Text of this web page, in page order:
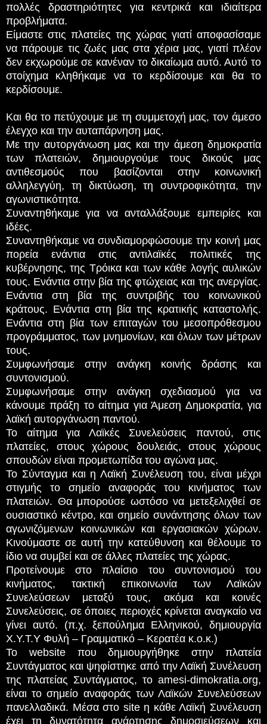
πολλές δραστηριότητες για κεντρικά και ιδιαίτερα
προβλήματα.
Είμαστε στις πλατείες της χώρας γιατί αποφασίσαμε
να πάρουμε τις ζωές μας στα χέρια μας, γιατί πλέον
δεν εκχωρούμε σε κανέναν το δικαίωμα αυτό. Αυτό το
στοίχημα κληθήκαμε να το κερδίσουμε και θα το
κερδίσουμε.
Και θα το πετύχουμε με τη συμμετοχή μας, τον άμεσο
έλεγχο και την αυταπάρνηση μας.
Με την αυτοργάνωση μας και την άμεση δημοκρατία
των πλατειών, δημιουργούμε τους δικούς μας
αντιθεσμούς που βασίζονται στην κοινωνική
αλληλεγγύη, τη δικτύωση, τη συντροφικότητα, την
αγωνιστικότητα.
Συναντηθήκαμε για να ανταλλάξουμε εμπειρίες και
ιδέες.
Συναντηθήκαμε να συνδιαμορφώσουμε την κοινή μας
πορεία ενάντια στις αντιλαϊκές πολιτικές της
κυβέρνησης, της Τρόικα και των κάθε λογής αυλικών
τους. Ενάντια στην βία της φτώχειας και της ανεργίας.
Ενάντια στη βία της συντριβής του κοινωνικού
κράτους. Ενάντια στη βία της κρατικής καταστολής.
Ενάντια στη βία των επιταγών του μεσοπρόθεσμου
προγράμματος, των μνημονίων, και όλων των μέτρων
τους.
Συμφωνήσαμε στην ανάγκη κοινής δράσης και
συντονισμού.
Συμφωνήσαμε στην ανάγκη σχεδιασμού για να
κάνουμε πράξη το αίτημα για Άμεση Δημοκρατία, για
λαϊκή αυτοργάνωση παντού.
Το αίτημα για Λαϊκές Συνελεύσεις παντού, στις
πλατείες, στους χώρους δουλειάς, στους χώρους
σπουδών είναι προμετωπίδα του αγώνα μας.
Το Σύνταγμα και η Λαϊκή Συνέλευση του, είναι μέχρι
στιγμής το σημείο αναφοράς του κινήματος των
πλατειών. Θα μπορούσε ωστόσο να μετεξελιχθεί σε
ουσιαστικό κέντρο, και σημείο συνάντησης όλων των
αγωνιζόμενων κοινωνικών και εργασιακών χώρων.
Κινούμαστε σε αυτή την κατεύθυνση και θέλουμε το
ίδιο να συμβεί και σε άλλες πλατείες της χώρας.
Προτείνουμε στο πλαίσιο του συντονισμού του
κινήματος, τακτική επικοινωνία των Λαϊκών
Συνελεύσεων μεταξύ τους, ακόμα και κοινές
Συνελεύσεις, σε όποιες περιοχές κρίνεται αναγκαίο να
γίνει αυτό. (π.χ. ξεπούλημα Ελληνικού, δημιουργία
Χ.Υ.Τ.Υ Φυλή – Γραμματικό – Κερατέα κ.ο.κ.)
Το website που δημιουργήθηκε στην πλατεία
Συντάγματος και ψηφίστηκε από την Λαϊκή Συνέλευση
της πλατείας Συντάγματος, το amesi-dimokratia.org,
είναι το σημείο αναφοράς των Λαϊκών Συνελεύσεων
πανελλαδικά. Μέσα στο site η κάθε Λαϊκή Συνέλευση
έχει τη δυνατότητα ανάρτησης δημοσιεύσεων και